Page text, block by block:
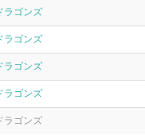
ラゴンズ
ラゴンズ
ラゴンズ
ラゴンズ
ラゴンズ